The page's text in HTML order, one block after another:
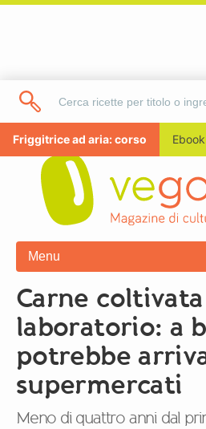
Friggitrice ad aria: corso
Menu
Carne
laboratorio: a
potrebbe
supermercati
Meno di quattro anni dal